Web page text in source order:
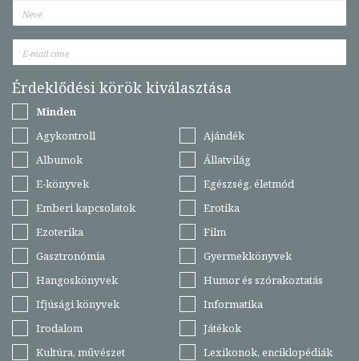
Érdeklődési körök kiválasztása
Minden
Agykontroll
Ajándék
Albumok
Állatvilág
E-könyvek
Egészség, életmód
Emberi kapcsolatok
Erotika
Ezoterika
Film
Gasztronómia
Gyermekkönyvek
Hangoskönyvek
Humor és szórakoztatás
Ifjúsági könyvek
Informatika
Irodalom
Játékok
Kultúra, művészet
Lexikonok, enciklopédiák